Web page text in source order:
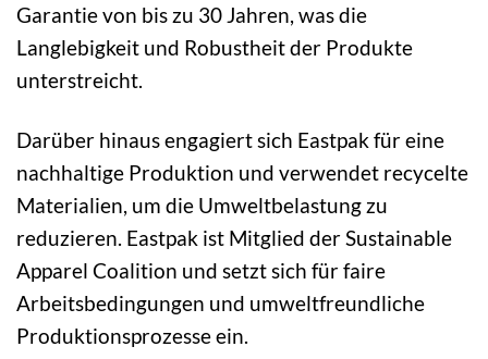
Garantie von bis zu 30 Jahren, was die
Langlebigkeit und Robustheit der Produkte
unterstreicht.
Darüber hinaus engagiert sich Eastpak für eine
nachhaltige Produktion und verwendet recycelte
Materialien, um die Umweltbelastung zu
reduzieren. Eastpak ist Mitglied der Sustainable
Apparel Coalition und setzt sich für faire
Arbeitsbedingungen und umweltfreundliche
Produktionsprozesse ein.